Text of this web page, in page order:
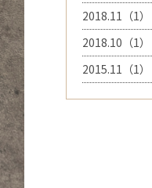
2018.11（1）
2018.10（1）
2015.11（1）